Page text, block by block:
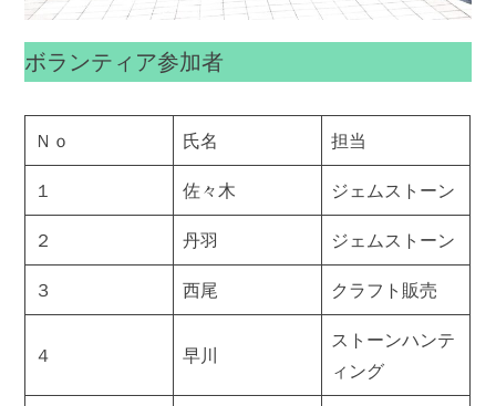
ボランティア参加者
Ｎｏ 氏名 担当
１ 佐々木 ジェムストーン
２ 丹羽 ジェムストーン
３ 西尾 クラフト販売
４ 早川
ストーンハンテ
ィング